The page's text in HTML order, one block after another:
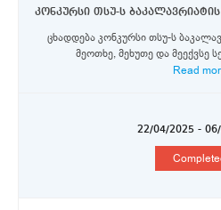
ცხადდება კონკურსი თსუ-ს
მეოთხე, მეხუთე და მეექვსე
Read
22/04/2025 -